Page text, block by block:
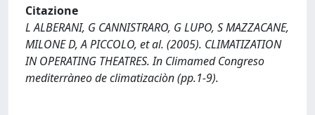
Citazione
L ALBERANI, G CANNISTRARO, G LUPO, S MAZZACANE,
MILONE D, A PICCOLO, et al. (2005). CLIMATIZATION
IN OPERATING THEATRES. In Climamed Congreso
mediterràneo de climatizaciòn (pp.1-9).